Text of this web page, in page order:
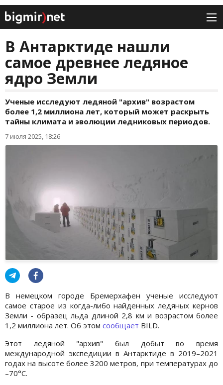
В Антарктиде нашли
самое древнее ледяное
ядро Земли
Ученые исследуют ледяной "архив" возрастом
более 1,2 миллиона лет, который может раскрыть
тайны климата и эволюции ледниковых периодов.
7 июля 2025, 18:26
В немецком городе Бремерхафен ученые исследуют
самое старое из когда-либо найденных ледяных кернов
Земли - образец льда длиной 2,8 км и возрастом более
1,2 миллиона лет. Об этом сообщает BILD.
Этот ледяной "архив" был добыт во время
международной экспедиции в Антарктиде в 2019–2021
годах на высоте более 3200 метров, при температурах до
–70°C.